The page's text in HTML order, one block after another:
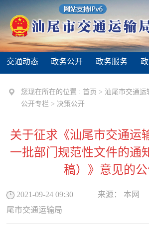
交通动态 政务公开 政务服务
您现在所在的位置 : 首页 > 汕尾市交通运
公开专栏 > 决策公开
关于征求《汕尾市交通运
一批部门规范性文件的通
稿）》意见的
2021-09-24 09:30 来源： 本网
尾市交通运输局